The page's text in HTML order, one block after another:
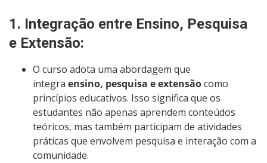
1. Integração entre Ensino, Pesquisa
e Extensão:
O curso adota uma abordagem que
integra ensino, pesquisa e extensãocomo
princípios educativos. Isso significa que os
estudantes não apenas aprendem conteúdos
teóricos, mas também participam de atividades
práticas que envolvem pesquisa e interação com a
comunidade.